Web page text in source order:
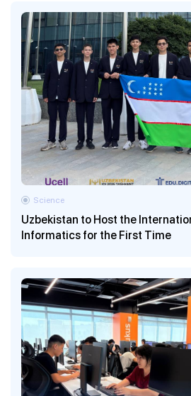
Uzbekistan to Host the
Informatics for the First Time
Science